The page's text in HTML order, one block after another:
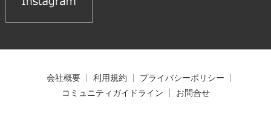
会社概要 利用規約
プライバシーポリシー
コミュニティガイドライン
お問合せ